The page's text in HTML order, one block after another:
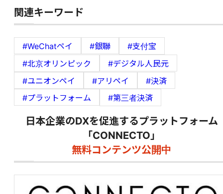
関連キーワード
#WeChatペイ #銀聯
#支付宝
#北京オリンピック
#デジタル人民元
#ユニオンペイ
#アリペイ
#決済
#プラットフォーム
#第三者決済
日本企業のDXを促進するプラットフォーム
「CONNECTO」
無料コンテンツ公開中